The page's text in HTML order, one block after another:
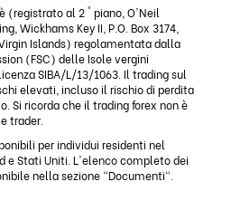
(registrato al 2 ° piano, O'Neil
Wickhams Key II, P.O. Box 3174,
Islands) regolamentata dalla
(FSC) delle Isole vergini
SIBA/L/13/1063. Il trading sul
elevati, incluso il rischio di perdita
Si ricorda che il trading forex non è
trader.
per individui residenti nel
e Stati Uniti. L'elenco completo dei
nella sezione "Documenti".